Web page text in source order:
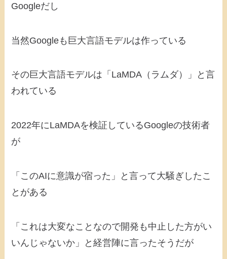
Googleだし
当然Googleも巨大言語モデルは作っている
その巨大言語モデルは「LaMDA（ラムダ）」と言
われている
2022年にLaMDAを検証しているGoogleの技術者
が
「このAIに意識が宿った」と言って大騒ぎしたこ
とがある
「これは大変なことなので開発も中止した方がい
いんじゃないか」と経営陣に言ったそうだが